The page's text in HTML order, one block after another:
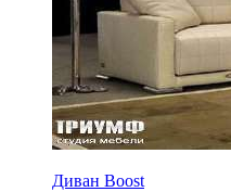
Диван Boost